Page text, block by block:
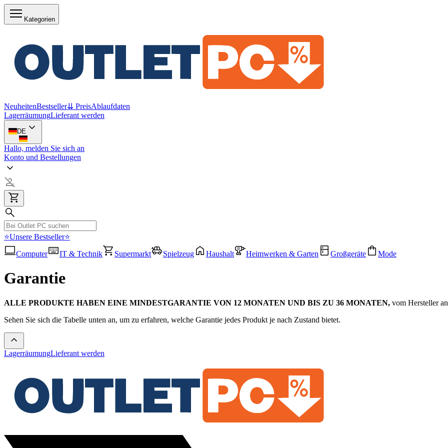
Kategorien
NeuheitenBestseller⇊ PreisAblaufdaten
LagerräumungLieferant werden
DE
Hallo, melden Sie sich an
Konto und Bestellungen
⭐Unsere Bestseller⭐
Computer
IT & Technik Supermarkt Spielzeug Haushalt Heimwerken & Garten Großgeräte Mode
Garantie
ALLE PRODUKTE HABEN EINE MINDESTGARANTIE VON 12 MONATEN UND BIS ZU 36 MONATEN, vom Hersteller
Sehen Sie sich die Tabelle unten an, um zu erfahren, welche Garantie jedes Produkt je nach Zustand bietet.
LagerräumungLieferant werden